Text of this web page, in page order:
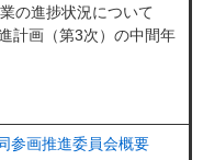
の進捗状況について
計画（第3次）の中間年
参画推進委員会概要